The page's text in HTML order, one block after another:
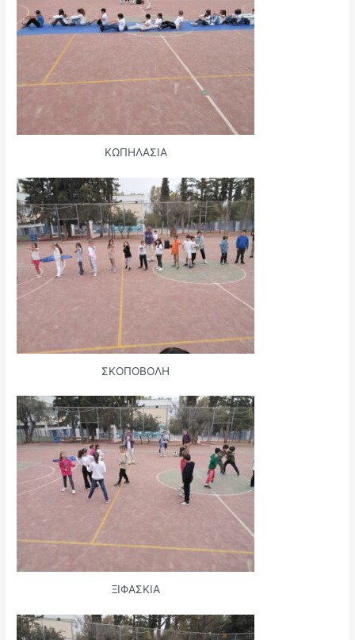
ΚΩΠΗΛΑΣΙΑ
ΣΚΟΠΟΒΟΛΗ
ΞΙΦΑΣΚΙΑ